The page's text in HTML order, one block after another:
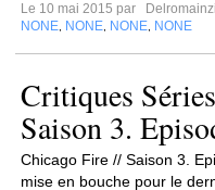
Le 10 mai 2015 par
NONE NONE NONE NONE
Critiques
Saison 3.
Chicago Fire // Saison 3.
mise en bouche pour le